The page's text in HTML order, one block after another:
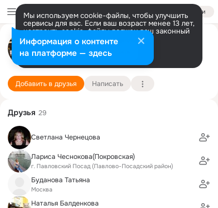
Войти
Мы используем cookie-файлы, чтобы улучшить
сервисы для вас. Если ваш возраст менее 13 лет,
настроить cookie-файлы должен ваш законный
представитель. Больше информации
Разрешить все Настроить
Игорь Чернецов
Москва
12 октября (57 лет)
153 школа (с ранним изучением английского
Подробнее
Добавить в друзья Написать
Друзья 29
Светлана Чернецова
Лариса Чеснокова(Покровская)
г. Павловский Посад (Павлово-Посадский район)
Буданова Татьяна
Москва
Наталья Балденкова
Информация о контенте
на платформе — здесь